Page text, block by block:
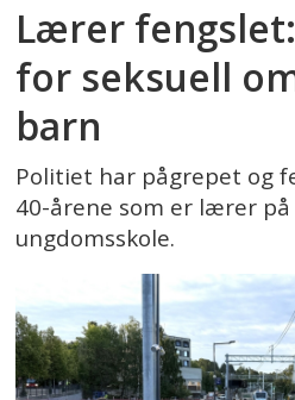
Lærer
for seksuell
barn
Politiet har pågrepet og
40-årene som er lærer på
ungdomsskole.